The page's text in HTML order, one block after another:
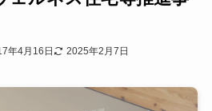
年4月16日 2025年2月7日